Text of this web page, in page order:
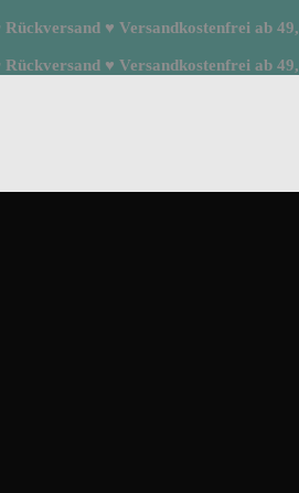
♥ Versandkostenfrei ab
♥ Versandkostenfrei ab